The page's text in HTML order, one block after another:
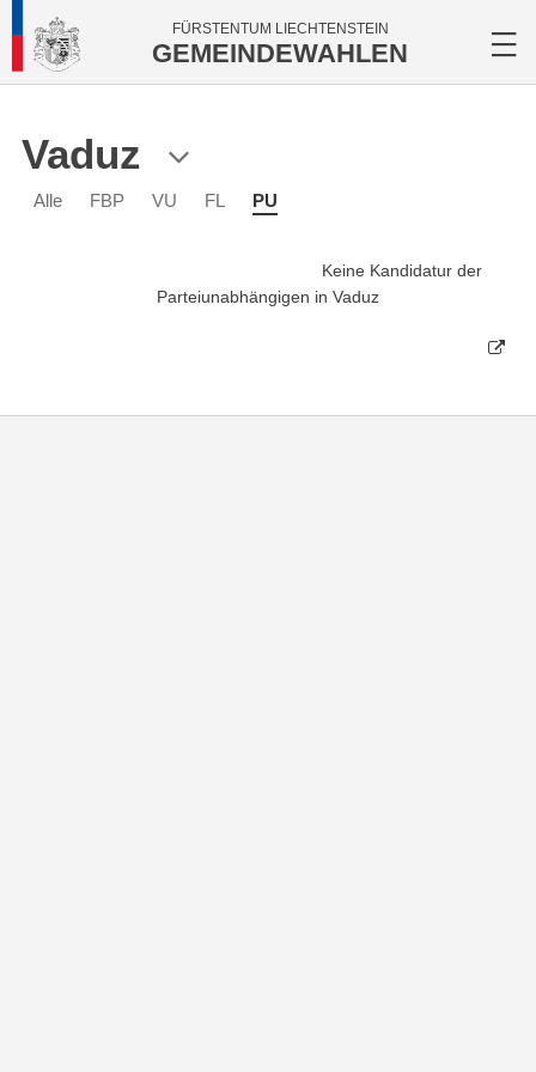
FÜRSTENTUM LIECHTENSTEIN
GEMEINDEWAHLEN
Vaduz
Alle FBP VU FL PU
Keine Kandidatur der
Parteiunabhängigen in Vaduz